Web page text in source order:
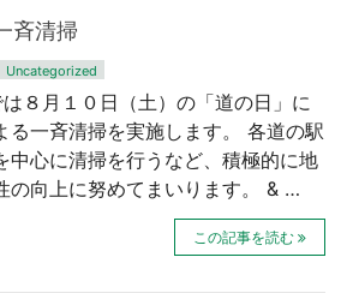
斉清掃
Uncategorized
８月１０日（土）の「道の日」に
る一斉清掃を実施します。 各道の駅
中心に清掃を行うなど、積極的に地
の向上に努めてまいります。 & …
この記事を読む